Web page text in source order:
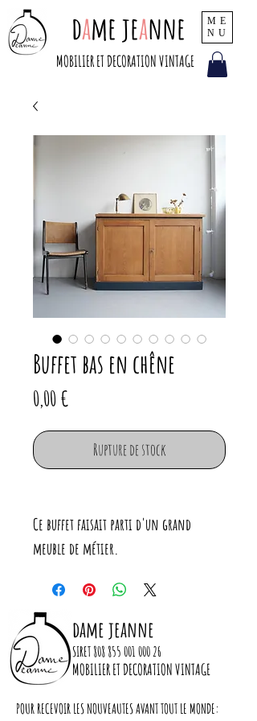
ME
NU
dame jeanne
MOBILIER ET DECORATION VINTAGE
Buffet bas en chêne
0,00 €
Rupture de stock
Ce buffet faisait parti d'un grand
meuble de métier.
ci avec de grandes vitrines au dessus.
Il a été entièrement rénové , un
nouveau plateau installé, le bois poncé
puis ciré et les cotés peints en noir
dame jeanne
SIRET808 855 001 000 26
MOBILIER ET DECORATION VINTAGE
POUR RECEVOIR LES NOUVEAUTES AVANT TOUT LE MONDE: